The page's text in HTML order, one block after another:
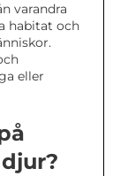
varandra
habitat och
eller